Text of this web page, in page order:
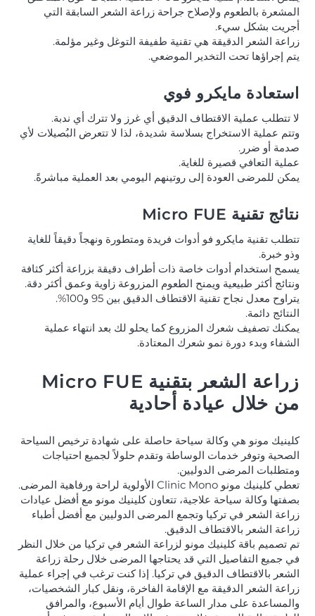
المشعرة بالطعوم ولإصلاح جراحة زراعة الشعر السابقة التي
أجريت بشكل سيء.
زراعة الشعر الدقيقة هي تقنية طفيفة التوغل وغير مؤلمة.
يتم إجراؤها تحت التخدير الموضعي.
استعادة مايكرو فوي
لا تتطلب عملية الاقتطاف الدقيق أي غرز ولا تترك أي ندبة.
وتتم عملية الاستخراج بسلاسة شديدة، لذا لا تتعرض البُصيلات لأي
صدمة أو ضرر.
عملية التعافي قصيرة للغاية.
يمكن للمرضى العودة إلى روتينهم اليومي بعد العملية مباشرةً.
نتائج تقنية Micro FUE
تتطلب تقنية مايكرو فو أدوات فريدة ومتطورة ونهجاً دقيقاً للغاية
وذو خبرة.
يسمح استخدام أدوات خاصة ذات أطراف دقيقة بزراعة أكثر كثافة
ونتائج أكثر طبيعية ويمنح الطعوم المزروعة زاوية وعمق أكثر دقة.
يتراوح معدل نجاح تقنية الاقتطاف الدقيق بين 95 و100%.
النتائج دائمة.
يمكنك تصفيف شعرك المزروع كما يحلو لك بعد انتهاء عملية
الشفاء وبدء دورة نمو شعرك المعتادة.
زراعة الشعر بتقنية Micro FUE
من خلال عيادة أحادية
كلينيك مونو هي وكالة سياحة حاصلة على شهادة ترخيص السياحة
الصحية وتوفر خدمات الوساطة وتقدم حلولاً لجميع احتياجات
ومتطلبات المرضى الدوليين.
تعطي كلينيك مونو Clinic Mono الأولوية لراحة ورفاهية المرضى.
بصفتها وكالة سياحة علاجية، تتعاون كلينيك مونو مع أفضل عيادات
زراعة الشعر في تركيا وتجمع المرضى الدوليين مع أفضل أطباء
زراعة الشعر بالاقتطاف الدقيق.
تم تصميم باقة كلينيك مونو لزراعة الشعر في تركيا من خلال النظر
في جميع التفاصيل التي قد يحتاجها المرضى خلال رحلة زراعة
الشعر بالاقتطاف الدقيق في تركيا. إذا كنت ترغب في إجراء عملية
زراعة الشعر الدقيقة مع الإقامة الفاخرة، ونقل كبار الشخصيات،
والمساعدة على مدار الساعة طوال أيام الأسبوع، والمرافق